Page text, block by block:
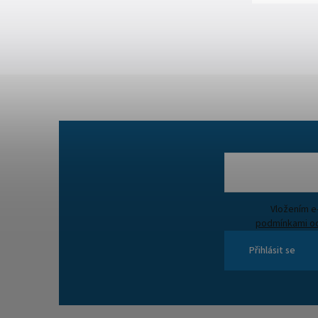
podmínkami
Přihlásit se